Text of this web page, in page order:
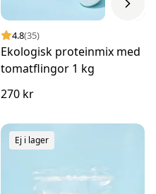
4.8(35)
Ekologisk proteinmix med
tomatflingor 1 kg
270 kr
Ej i lager